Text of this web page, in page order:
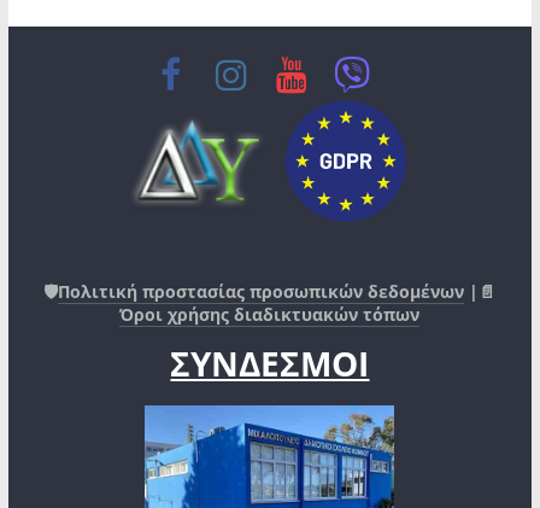
🛡️Πολιτική προστασίας προσωπικών δεδομένων |📄
Όροι χρήσης διαδικτυακών τόπων
ΣΥΝΔΕΣΜΟΙ